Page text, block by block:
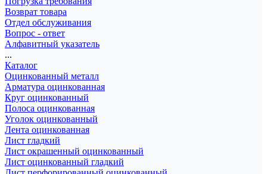
Возврат товара
Отдел обслуживания
Вопрос - ответ
Алфавитный указатель
...
Каталог
Оцинкованный металл
Арматура оцинкованная
Круг оцинкованный
Полоса оцинкованная
Уголок оцинкованный
Лента оцинкованная
Лист гладкий
Лист окрашенный оцинкованный
Лист оцинкованный гладкий